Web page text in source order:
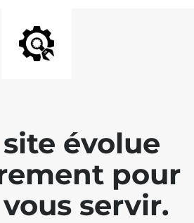
évolue
pour
servir.